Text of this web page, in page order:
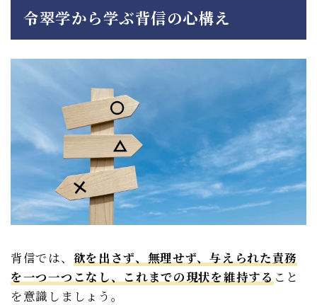
令翠学から学ぶ背信の心構え
背信では、 欲を出さず、無理せず、与えられた責務
を一つ一つこなし、これまでの現状を維持する こと
を意識しましょう。